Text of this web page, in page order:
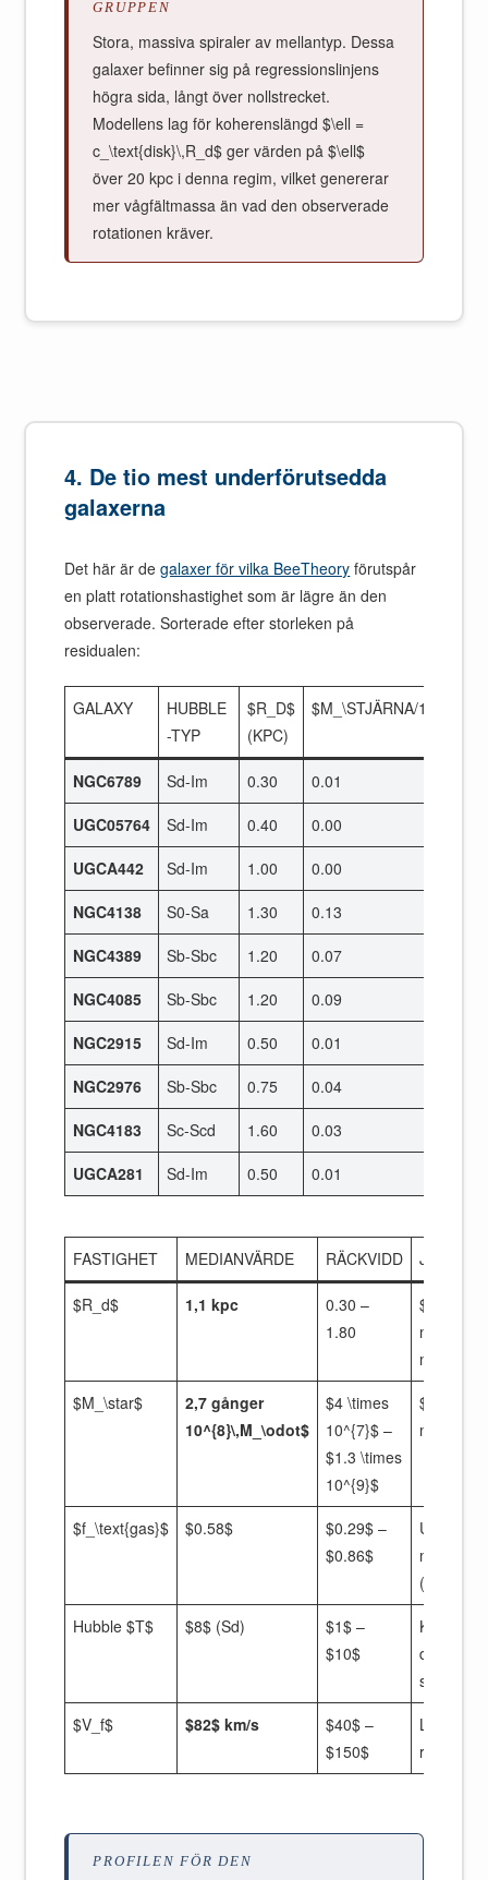
GRUPPEN
Stora, massiva spiraler av mellantyp. Dessa
galaxer befinner sig på regressionslinjens
högra sida, långt över nollstrecket.
Modellens lag för koherenslängd $\ell =
c_\text{disk}\,R_d$ ger värden på $\ell$
över 20 kpc i denna regim, vilket genererar
mer vågfältmassa än vad den observerade
rotationen kräver.
4. De tio mest underförutsedda
galaxerna
Det här är degalaxer för vilka BeeTheory förutspår
en platt rotationshastighet som är lägre än den
observerade. Sorterade efter storleken på
residualen:
GALAXY
HUBBLE
-TYP
$R_D$
(KPC)
$M_\STJÄRNA/
NGC6789 Sd-Im 0.30
0.01
UGC05764
Sd-Im 0.40
0.00
UGCA442
Sd-Im 1.00
0.00
NGC4138
S0-Sa 1.30
0.13
NGC4389
Sb-Sbc 1.20
0.07
NGC4085
Sb-Sbc 1.20
0.09
NGC2915
Sd-Im 0.50
0.01
NGC2976
Sb-Sbc 0.75
0.04
NGC4183
Sc-Scd 1.60
0.03
UGCA281
Sd-Im 0.50 0.01
FASTIGHET MEDIANVÄRDE RÄCKVIDD
$R_d$ 1,1 kpc
0.30 –
1.80
$2\times$
mindre
medianen
$M_\star$
2,7 gånger
10^{8}\,M_\odot$
$4 \times
10^{7}$ –
$1.3 \times
10^{9}$
mindre
$f_\text{gas}$ $0.58$
$0.29$ –
$0.86$
Under
(0,64)
Hubble $T$
$8$ (Sd)
$1$ –
$10$
dvärgar
sen typ
$V_f$
$82$ km/s
$40$ –
$150$
rotatorer
PROFILEN FÖR DEN